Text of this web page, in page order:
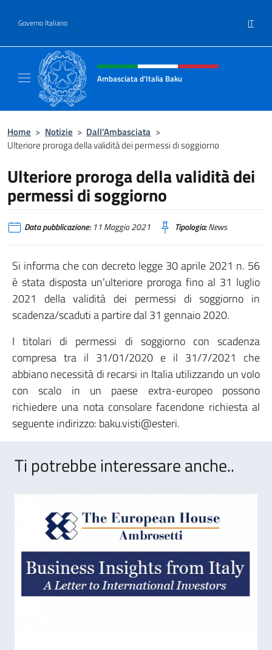
Governo Italiano IT
Intestazione sito, social e menù
Ambasciata d'Italia Baku
Home > Notizie > Dall’Ambasciata >
Ulteriore proroga della validità dei permessi di soggiorno
Ulteriore proroga della validità dei
permessi di soggiorno
Data pubblicazione:11 Maggio 2021 Tipologia:News
Si informa che con decreto legge 30 aprile 2021 n. 56
è stata disposta un’ulteriore proroga fino al 31 luglio
2021 della validità dei permessi di soggiorno in
scadenza/scaduti a partire dal 31 gennaio 2020.
I titolari di permessi di soggiorno con scadenza
compresa tra il 31/01/2020 e il 31/7/2021 che
abbiano necessità di recarsi in Italia utilizzando un volo
con scalo in un paese extra-europeo possono
richiedere una nota consolare facendone richiesta al
seguente indirizzo: baku.visti@esteri.
Ti potrebbe interessare anche..